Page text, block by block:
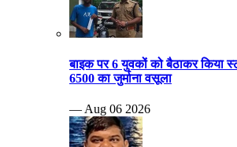
बाइक पर 6 युवकों को बैठाकर किया
6500 का जुर्माना वसूला
— Aug 06 2026